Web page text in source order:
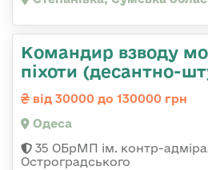
Командир взводу
піхоти (десантно-
від 30000 до 130000 грн
Одеса
35 ОБрМП ім. контр-
Остроградського